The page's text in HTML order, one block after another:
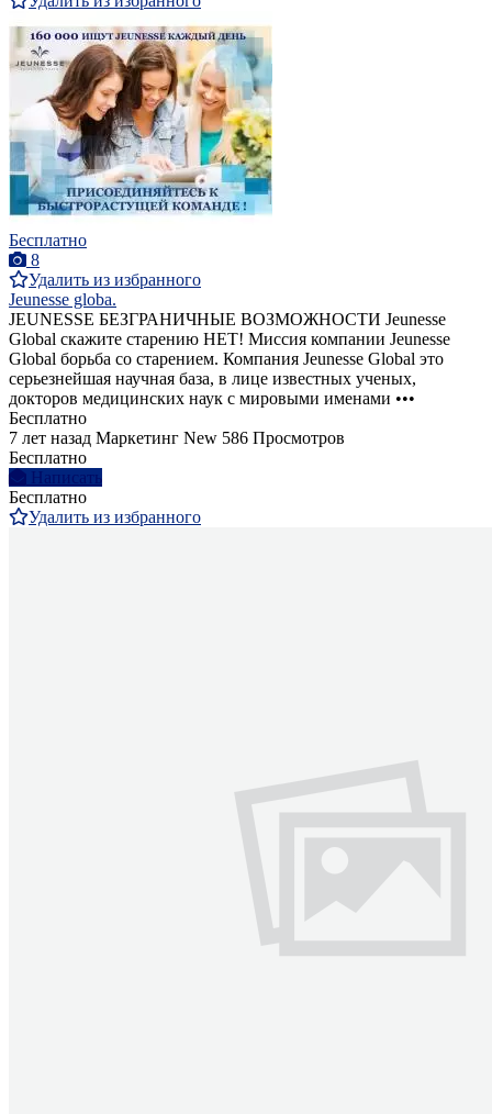
Бесплатно
8
Удалить из избранного
Jeunesse globa.
JEUNESSE БЕЗГРАНИЧНЫЕ ВОЗМОЖНОСТИ Jeunesse
Global скажите старению НЕТ! Миссия компании Jeunesse
Global борьба со старением. Компания Jeunesse Global это
серьезнейшая научная база, в лице известных ученых,
докторов медицинских наук с мировыми именами •••
Бесплатно
7 лет назад Маркетинг New 586 Просмотров
Бесплатно
Написать
Бесплатно
Удалить из избранного